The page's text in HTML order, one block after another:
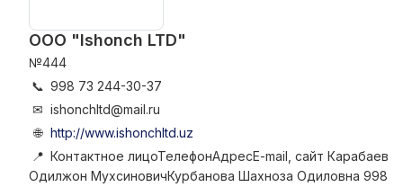
ООО "Ishonch LTD"
№444
📞 998 73 244-30-37
✉ ishonchltd@mail.ru
🌐 http://www.ishonchltd.uz
📍 Контактное лицоТелефонАдресE-mail, сайт Карабаев
Одилжон МухсиновичКурбанова Шахноза Одиловна 998